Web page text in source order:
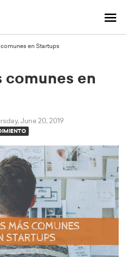
comunes en Startups
comunes en
June 20, 2019